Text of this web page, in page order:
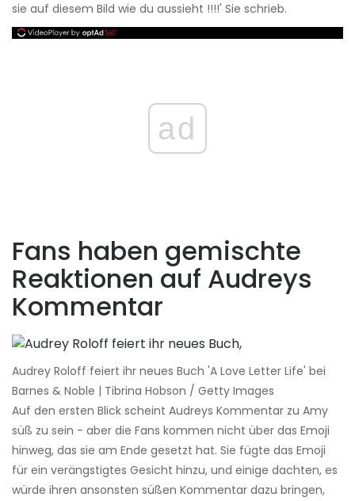
sie auf diesem Bild wie du aussieht !!!!' Sie schrieb.
ad
Fans haben gemischte
Reaktionen auf Audreys
Kommentar
Audrey Roloff feiert ihr neues Buch 'A Love Letter Life' bei
Barnes & Noble | Tibrina Hobson / Getty Images
Auf den ersten Blick scheint Audreys Kommentar zu Amy
süß zu sein - aber die Fans kommen nicht über das Emoji
hinweg, das sie am Ende gesetzt hat. Sie fügte das Emoji
für ein verängstigtes Gesicht hinzu, und einige dachten, es
würde ihren ansonsten süßen Kommentar dazu bringen,